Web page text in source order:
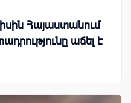
Հայաստանում
աճել է